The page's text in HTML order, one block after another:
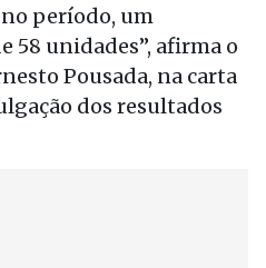
no período, um
58 unidades”, afirma o
Pousada, na carta
dos resultados